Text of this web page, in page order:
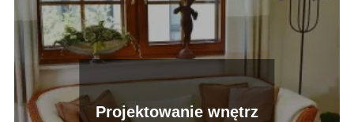
Projektowanie wnętrz